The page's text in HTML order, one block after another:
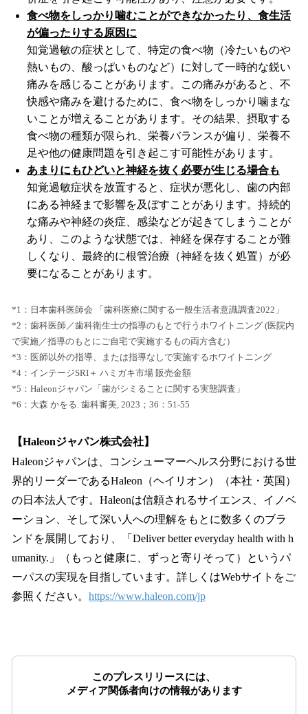
食べ物をしっかり噛むことができなかったり、食生活
が偏ったりする原因に
知覚過敏の症状として、特定の食べ物（冷たいものや
熱いもの、酸っぱいものなど）に対して一時的な鋭い
痛みを感じることがあります。この痛みがあると、不
快感や痛みを避けるために、食べ物をしっかり噛まな
いことが増えることがあります。その結果、摂取する
食べ物の種類が限られ、栄養バランスが偏り、栄養不
足や他の健康問題を引き起こす可能性があります。
あまりにもひどいと神経を抜く必要が生じる場合も
知覚過敏症状を放置すると、症状が悪化し、歯の内部
にある神経まで影響を及ぼすことがあります。持続的
な痛みや神経の炎症、感染などが起きてしまうことが
あり、このような状態では、神経を保存することが難
しくなり、最終的に根管治療（神経を抜く処置）が必
要になることがあります。
*1：日本歯科医師会 「歯科医療に関する一般生活者意識調査2022」
*2：歯科医師／歯科衛生士の指導のもとで行うホワイトニング (医院内
で実施／指導のもとにご自宅で実施するもの両方含む）
*3：医師以外の指導、または指導なしで実施するホワイトニング
*4：インテージSRI＋ ハミガキ市場 販売金額
*5：Haleonジャパン「歯がシミることに関する実態調査」
*6：大森 かをる. 歯科審美, 2023；36：51-55
【Haleonジャパン株式会社】
Haleonジャパンは、コンシューマーヘルス分野における世
界的リーダーであるHaleon（ヘイリオン）（本社・英国）
の日本法人です。Haleonは信頼されるサイエンス、イノベ
ーション、そして深い人への理解をもとに数多くのブラ
ンドを展開しており、「Deliver better everyday health with h
umanity.」（もっと健康に、ずっと寄りそって）というパ
ーパスの実現を目指しています。詳しくはWebサイトをご
参照ください。 https://www.haleon.com/jp
このプレスリリースには、
メディア関係者向けの情報があります